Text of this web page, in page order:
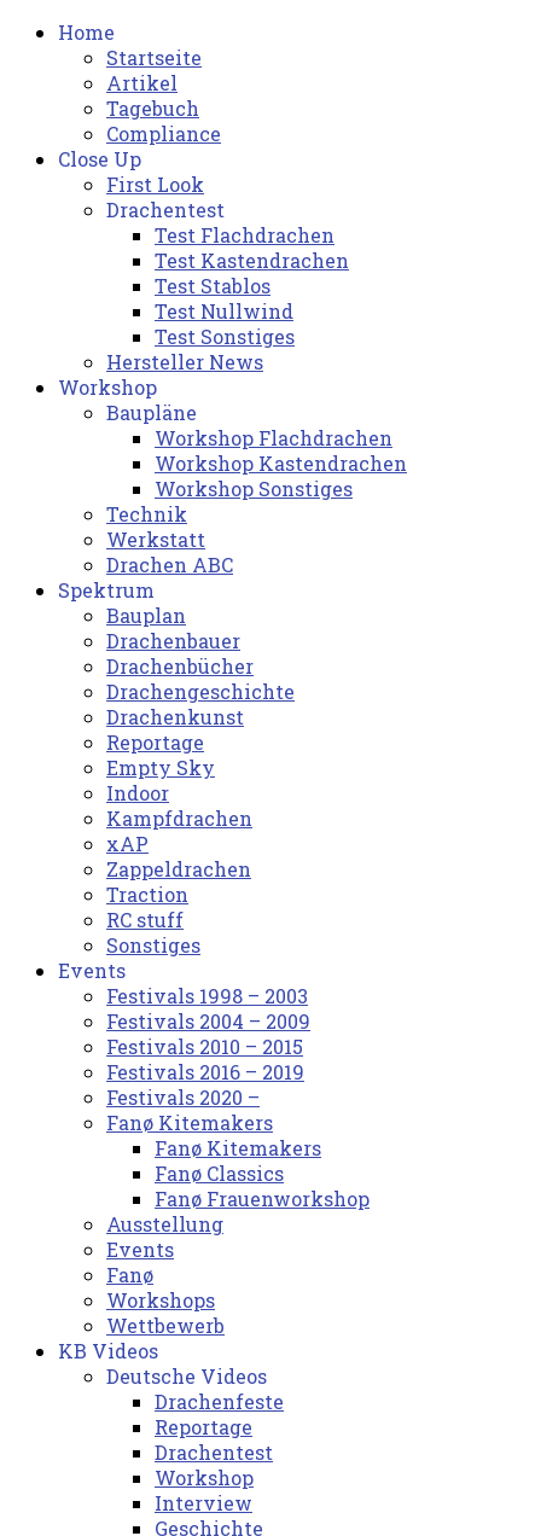
Home
Startseite
Artikel
Tagebuch
Compliance
Close Up
First Look
Drachentest
Test Flachdrachen
Test Kastendrachen
Test Stablos
Test Nullwind
Test Sonstiges
Hersteller News
Workshop
Baupläne
Workshop Flachdrachen
Workshop Kastendrachen
Workshop Sonstiges
Technik
Werkstatt
Drachen ABC
Spektrum
Bauplan
Drachenbauer
Drachenbücher
Drachengeschichte
Drachenkunst
Reportage
Empty Sky
Indoor
Kampfdrachen
xAP
Zappeldrachen
Traction
RC stuff
Sonstiges
Events
Festivals 1998 – 2003
Festivals 2004 – 2009
Festivals 2010 – 2015
Festivals 2016 – 2019
Festivals 2020 –
Fanø Kitemakers
Fanø Kitemakers
Fanø Classics
Fanø Frauenworkshop
Ausstellung
Events
Fanø
Workshops
Wettbewerb
KB Videos
Deutsche Videos
Drachenfeste
Reportage
Drachentest
Workshop
Interview
Geschichte